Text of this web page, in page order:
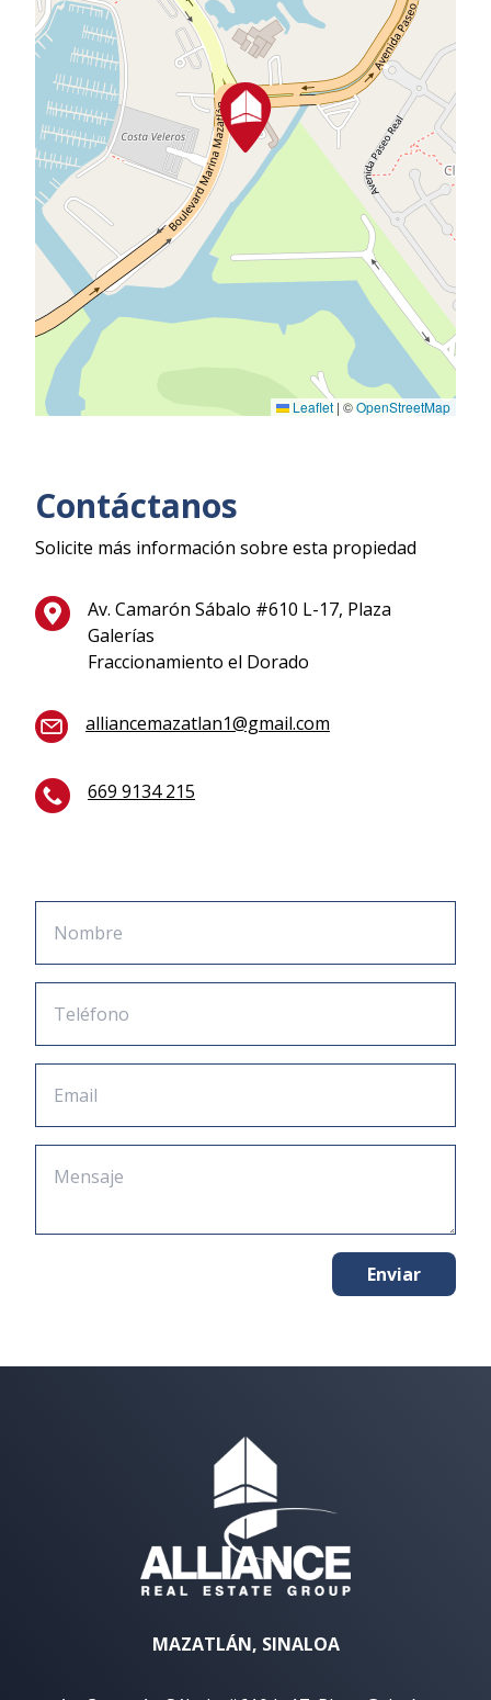
Leaflet | ©OpenStreetMap
Contáctanos
Solicite más información sobre esta propiedad
Av. Camarón Sábalo #610 L-17, Plaza
Galerías
Fraccionamiento el Dorado
alliancemazatlan1@gmail.com
669 9134 215
Enviar
MAZATLÁN, SINALOA